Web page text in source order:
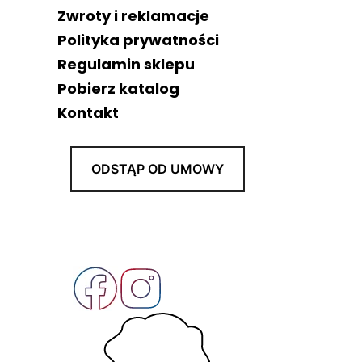
Zwroty i reklamacje
Polityka prywatności
Regulamin sklepu
Pobierz katalog
Kontakt